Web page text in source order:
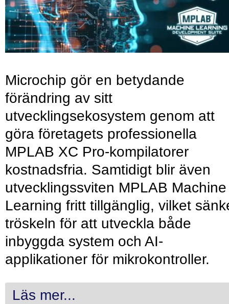
Microchip gör en betydande
förändring av sitt
utvecklingsekosystem genom att
göra företagets professionella
MPLAB XC Pro-kompilatorer
kostnadsfria. Samtidigt blir även
utvecklingssviten MPLAB Machine
Learning fritt tillgänglig, vilket
tröskeln för att utveckla både
inbyggda system och AI-
applikationer för mikrokontroller.
Läs mer...